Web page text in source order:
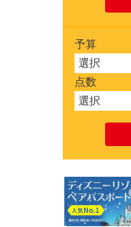
予算
点数